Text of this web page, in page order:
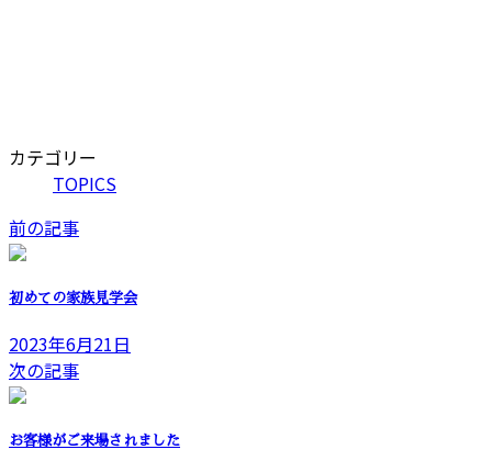
カテゴリー
TOPICS
前の記事
初めての家族見学会
2023年6月21日
次の記事
お客様がご来場されました